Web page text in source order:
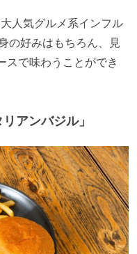
人気グルメ系インフル
の好みはもちろん、見
スで味わうことができ
アンバジル」